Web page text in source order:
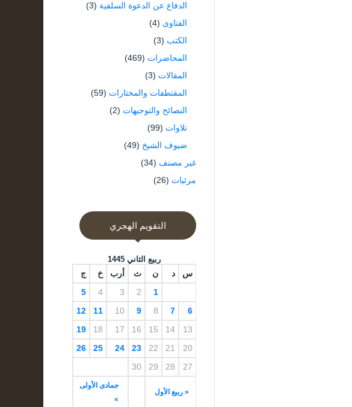
الدفاع عن الدعوة السلفية (3)
الفتاوى (4)
الكتب (3)
المحاضرات (469)
المقالات (3)
المقتطفات والمختارات (59)
النصائح والتوجيهات (2)
تلاوات (99)
ضيوف الشيخ (49)
غير مصنف (34)
مرئيات (26)
التقويم الهجري
ربيع الثاني 1445
س د ن ث أرب خ ج
« ربيع الأول
جمادى الأولى
»
1
2
3
4
5
6
7
8
9
10
11
12
13
14
15
16
17
18
19
20
21
22
23
24
25
26
27
28
29
30